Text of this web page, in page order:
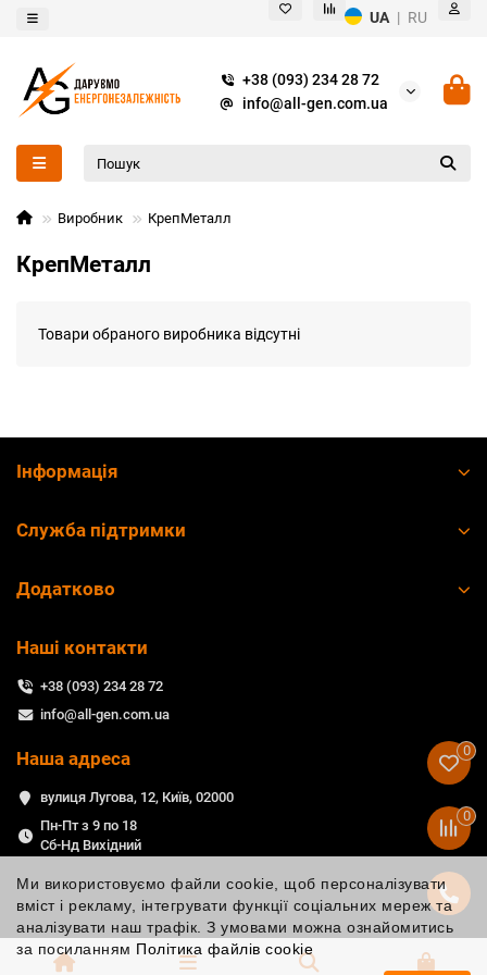
UA | RU
+38 (093) 234 28 72
info@all-gen.com.ua
Виробник КрепМеталл
КрепМеталл
Товари обраного виробника відсутні
Ми використовуємо файли cookie, щоб персоналізувати
вміст і рекламу, інтегрувати функції соціальних мереж та
аналізувати наш трафік. З умовами можна ознайомитись
за посиланням Політика файлів cookie
Інформація
Служба підтримки
Додатково
Наші контакти
+38 (093) 234 28 72
info@all-gen.com.ua
Наша адреса
вулиця Лугова, 12, Київ, 02000
Пн-Пт з 9 по 18
Сб-Нд Вихідний
0
0